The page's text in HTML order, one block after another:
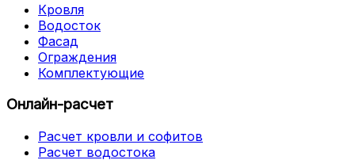
Кровля
Водосток
Фасад
Ограждения
Комплектующие
Онлайн-расчет
Расчет кровли и софитов
Расчет водостока